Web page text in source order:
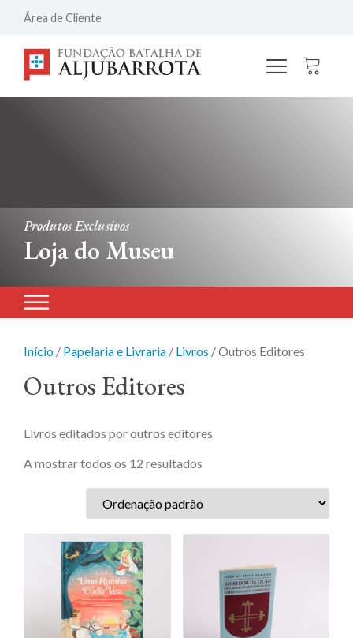
Área de Cliente
Produtos Exclusivos
Loja do Museu
Início / Papelaria e Livraria / Livros / Outros Editores
Outros Editores
Livros editados por outros editores
A mostrar todos os 12 resultados